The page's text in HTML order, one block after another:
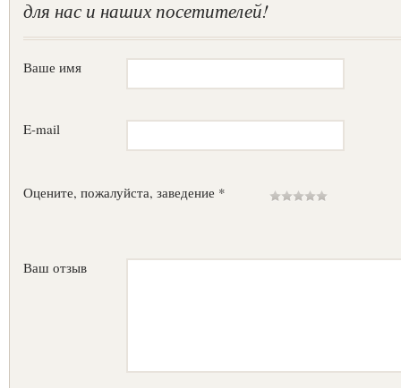
для нас и наших посетителей!
Ваше имя
E-mail
Оцените, пожалуйста, заведение *
Ваш отзыв